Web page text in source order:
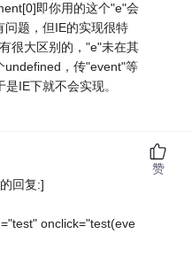
即你用的这个"e"会
问题，但IE的实现很特
很大区别的，"e"未在其
undefined，传"event"等
IE下就不会实现。
回复:]
onclick="test(eve
赞